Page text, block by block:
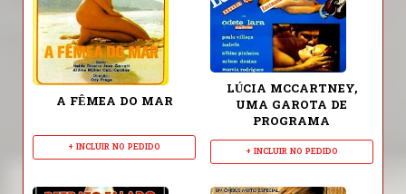
A FÊMEA DO MAR
+ INCLUIR NO PEDIDO
LÚCIA MCCARTNEY,
UMA GAROTA DE
PROGRAMA
+ INCLUIR NO PEDIDO